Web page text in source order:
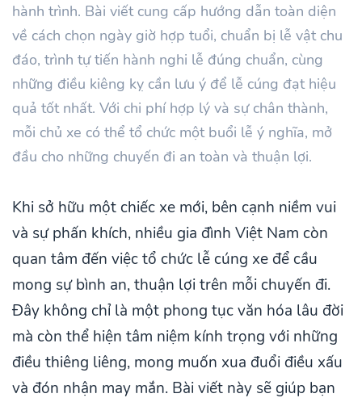
hành trình. Bài viết cung cấp hướng dẫn toàn diện
về cách chọn ngày giờ hợp tuổi, chuẩn bị lễ vật chu
đáo, trình tự tiến hành nghi lễ đúng chuẩn, cùng
những điều kiêng kỵ cần lưu ý để lễ cúng đạt hiệu
quả tốt nhất. Với chi phí hợp lý và sự chân thành,
mỗi chủ xe có thể tổ chức một buổi lễ ý nghĩa, mở
đầu cho những chuyến đi an toàn và thuận lợi.
Khi sở hữu một chiếc xe mới, bên cạnh niềm vui
và sự phấn khích, nhiều gia đình Việt Nam còn
quan tâm đến việc tổ chức lễ cúng xe để cầu
mong sự bình an, thuận lợi trên mỗi chuyến đi.
Đây không chỉ là một phong tục văn hóa lâu đời
mà còn thể hiện tâm niệm kính trọng với những
điều thiêng liêng, mong muốn xua đuổi điều xấu
và đón nhận may mắn. Bài viết này sẽ giúp bạn